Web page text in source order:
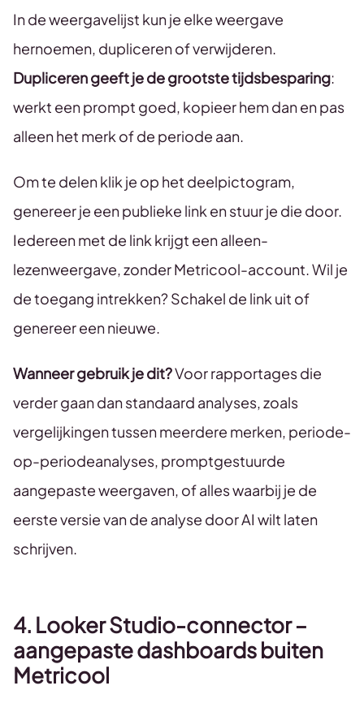
In de weergavelijst kun je elke weergave
hernoemen, dupliceren of verwijderen.
Dupliceren geeft je de grootste tijdsbesparing:
werkt een prompt goed, kopieer hem dan en pas
alleen het merk of de periode aan.
Om te delen klik je op het deelpictogram,
genereer je een publieke link en stuur je die door.
Iedereen met de link krijgt een alleen-
lezenweergave, zonder Metricool-account. Wil je
de toegang intrekken? Schakel de link uit of
genereer een nieuwe.
Wanneer gebruik je dit?Voor rapportages die
verder gaan dan standaard analyses, zoals
vergelijkingen tussen meerdere merken, periode-
op-periodeanalyses, promptgestuurde
aangepaste weergaven, of alles waarbij je de
eerste versie van de analyse door AI wilt laten
schrijven.
4. Looker Studio-connector –
aangepaste dashboards buiten
Metricool